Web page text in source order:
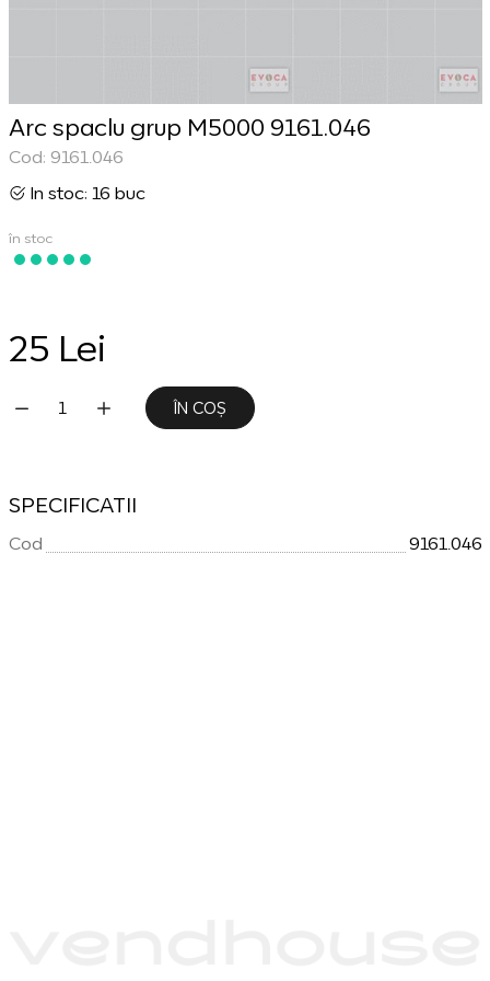
Arc spaclu grup M5000 9161.046
Cod: 9161.046
In stoc: 16 buc
în stoc
25 Lei
ÎN COȘ
SPECIFICATII
Cod 9161.046